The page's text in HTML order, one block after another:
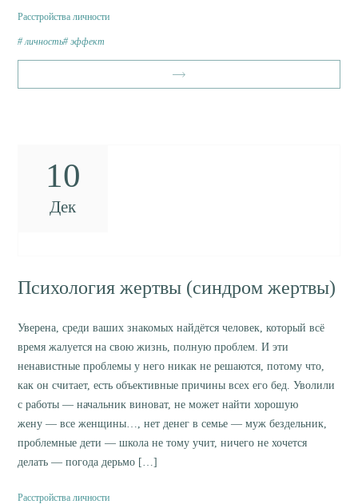
Расстройства личности
личность эффект
10
Дек
Психология жертвы (синдром жертвы)
Уверена, среди ваших знакомых найдётся человек, который всё
время жалуется на свою жизнь, полную проблем. И эти
ненавистные проблемы у него никак не решаются, потому что,
как он считает, есть объективные причины всех его бед. Уволили
с работы — начальник виноват, не может найти хорошую
жену — все женщины…, нет денег в семье — муж бездельник,
проблемные дети — школа не тому учит, ничего не хочется
делать — погода дерьмо […]
Расстройства личности